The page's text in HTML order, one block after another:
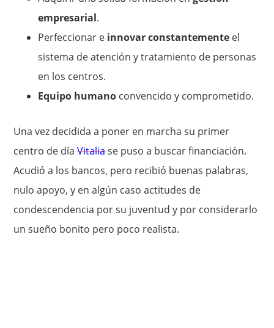
empresarial.
Perfeccionar e innovar constantemente el
sistema de atención y tratamiento de personas
en los centros.
Equipo humano convencido y comprometido.
Una vez decidida a poner en marcha su primer
centro de díaVitaliase puso a buscar financiación.
Acudió a los bancos, pero recibió buenas palabras,
nulo apoyo, y en algún caso actitudes de
condescendencia por su juventud y por considerarlo
un sueño bonito pero poco realista.